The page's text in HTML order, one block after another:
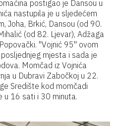
postigao je Dansou u
nastupila je u sljedećem
Joha, Brkić, Dansou (od 90.
(od 82. Ljevar), Adžaga
"Vojnić 95" ovom
mjesta i sada je
Momčad iz Vojnića
u Dubravi Zabočkoj u 22.
Središte kod momčadi
u 16 sati i 30 minuta.